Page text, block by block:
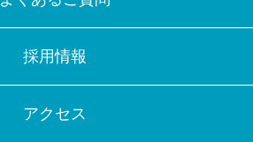
採用情報
アクセス